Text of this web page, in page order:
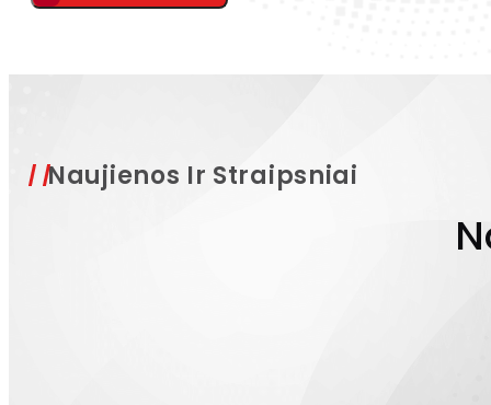
Naujienos Ir Straipsniai